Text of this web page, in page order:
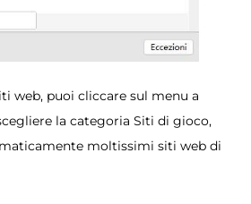
web, puoi cliccare sul menu a
la categoria Siti di gioco,
moltissimi siti web di